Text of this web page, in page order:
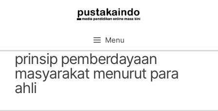
Menu
prinsip pemberdayaan
masyarakat menurut para
ahli